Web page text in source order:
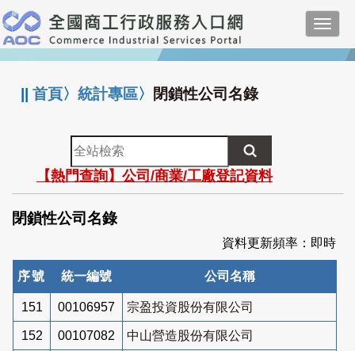
跳
到
主
要
:::
||首頁〉統計專區〉 閉鎖性公司名錄
全
站
檢
索
【熱門查詢】公司/商業/工廠登記資料
閉鎖性公司名錄
資料更新頻率：即時
序號 統一編號 公司名稱
151 00106957 宗盈投資股份有限公司
152 00107082 中山營造股份有限公司